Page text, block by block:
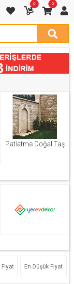
0 0
Patlatma Doğal Taş
Fiyat En Düşük Fiyat